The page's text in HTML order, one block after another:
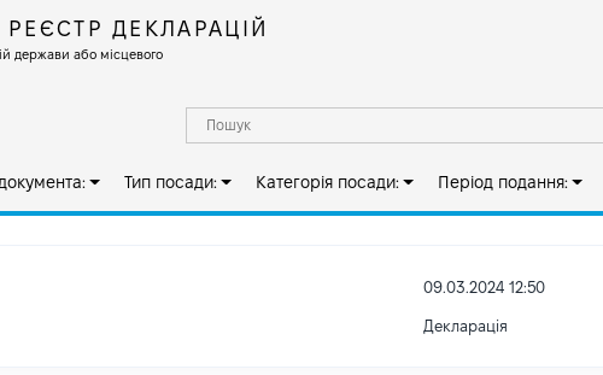
ДЕКЛАРАЦІЙ
держави або місцевого
Тип посади: Категорія посади: Період подання:
09.03.2024 12:50
Декларація